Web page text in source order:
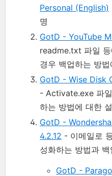
Personal (English)
명
GotD - YouTube
readme.txt 파일
경우 백업하는 방
GotD - Wise Disk
- Activate.exe 파
하는 방법에 대한
GotD -
4.2.12 - 이메일로
성화하는 방법과
GotD -